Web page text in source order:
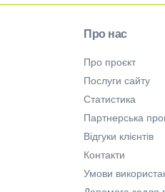
Про нас
Про проєкт
Послуги сайту
Статистика
Партнерська
Відгуки клієнтів
Контакти
Умови